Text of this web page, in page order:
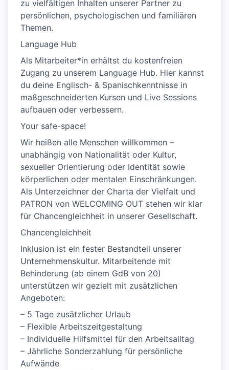
zu vielfältigen Inhalten unserer Partner zu
persönlichen, psychologischen und familiären
Themen.
Language Hub
Als Mitarbeiter*in erhältst du kostenfreien
Zugang zu unserem Language Hub. Hier kannst
du deine Englisch- & Spanischkenntnisse in
maßgeschneiderten Kursen und Live Sessions
aufbauen oder verbessern.
Your safe-space!
Wir heißen alle Menschen willkommen –
unabhängig von Nationalität oder Kultur,
sexueller Orientierung oder Identität sowie
körperlichen oder mentalen Einschränkungen.
Als Unterzeichner der Charta der Vielfalt und
PATRON von WELCOMING OUT stehen wir klar
für Chancengleichheit in unserer Gesellschaft.
Chancengleichheit
Inklusion ist ein fester Bestandteil unserer
Unternehmenskultur. Mitarbeitende mit
Behinderung (ab einem GdB von 20)
unterstützen wir gezielt mit zusätzlichen
Angeboten:
– 5 Tage zusätzlicher Urlaub
– Flexible Arbeitszeitgestaltung
– Individuelle Hilfsmittel für den Arbeitsalltag
– Jährliche Sonderzahlung für persönliche
Aufwände